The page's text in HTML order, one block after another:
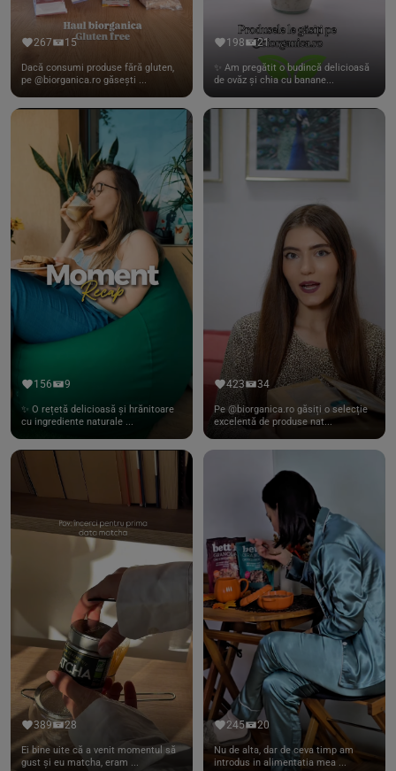
267 15
Dacă consumi produse fără gluten,
pe @biorganica.ro găsești ...
198 21
✨ Am pregătit o budincă delicioasă
de ovăz și chia cu banane...
156 9
✨ O rețetă delicioasă și hrănitoare
cu ingrediente naturale ...
423 34
Pe @biorganica.ro găsiți o selecție
excelentă de produse nat...
389 28
Ei bine uite că a venit momentul să
gust și eu matcha, eram ...
245 20
Nu de alta, dar de ceva timp am
introdus in alimentatia mea ...